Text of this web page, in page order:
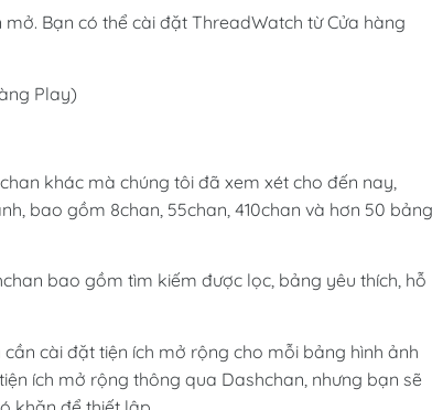
Bạn có thể cài đặt ThreadWatch từ Cửa hàng
Play)
khác mà chúng tôi đã xem xét cho đến nay,
bao gồm 8chan, 55chan, 410chan và hơn 50 bảng
bao gồm tìm kiếm được lọc, bảng yêu thích, hỗ
cài đặt tiện ích mở rộng cho mỗi bảng hình ảnh
ích mở rộng thông qua Dashchan, nhưng bạn sẽ